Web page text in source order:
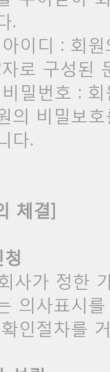
.
이디 : 회원
로 구성된
번호 : 회
의 비밀보
다.
체결]
사가 정한
의사표시
인절차를